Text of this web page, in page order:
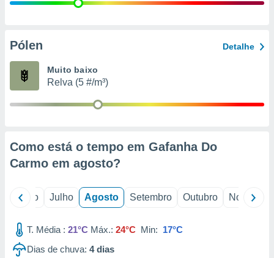
e
de
Pólen Detalhe
Muito baixo
Relva (5 #/m³)
Como está o tempo em Gafanha Do
Carmo em agosto?
Junho Julho Agosto Setembro Outubro Novembro
T. Média : 21°C Máx.: 24°C Min: 17°C
Dias de chuva: 4dias